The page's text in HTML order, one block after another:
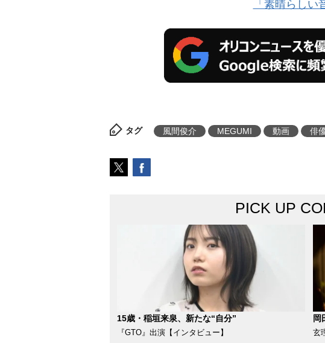
「素晴らしい
タグ 風間俊介 MEGUMI 動画 俳
PICK UP
15歳・稲垣来泉、新たな“自分”
『GTO』出演【インタビュー】
岡
玄